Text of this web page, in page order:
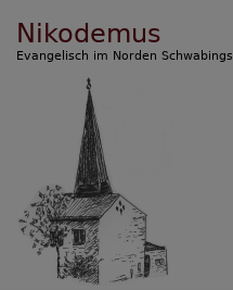
zum
Inhalt
Nikodemus
Evangelisch im Norden Schwabings